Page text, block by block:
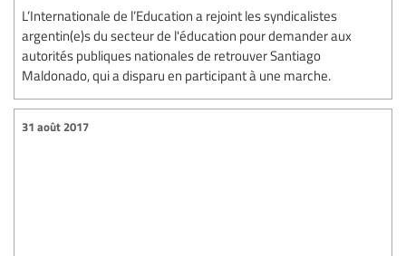
L’Internationale de l’Education a rejoint les syndicalistes
argentin(e)s du secteur de l'éducation pour demander aux
autorités publiques nationales de retrouver Santiago
Maldonado, qui a disparu en participant à une marche.
31 août 2017